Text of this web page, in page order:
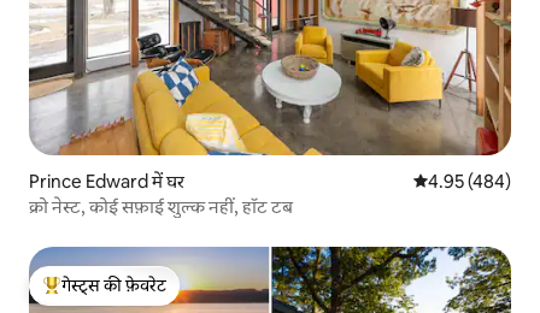
Prince Edward में घर औसत रेटिंग 5 में से
4.95 (484)
क्रो नेस्ट, कोई सफ़ाई शुल्क नहीं, हॉट टब
गेस्ट्स का टॉप फ़ेवरेट
गेस्ट्स की फ़ेवरेट